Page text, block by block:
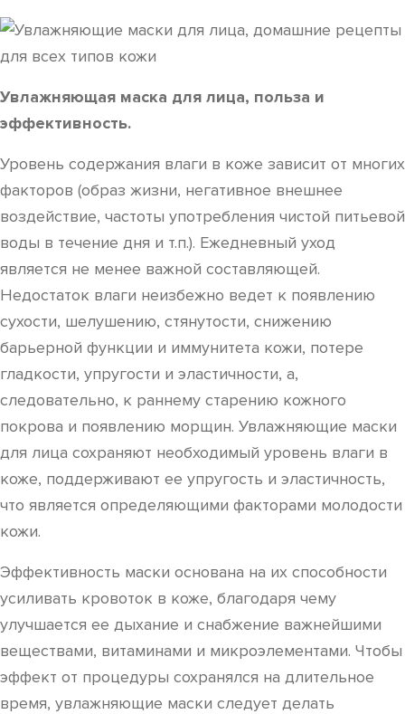
Увлажняющая маска для лица, польза и
эффективность.
Уровень содержания влаги в коже зависит от многих
факторов (образ жизни, негативное внешнее
воздействие, частоты употребления чистой питьевой
воды в течение дня и т.п.). Ежедневный уход
является не менее важной составляющей.
Недостаток влаги неизбежно ведет к появлению
сухости, шелушению, стянутости, снижению
барьерной функции и иммунитета кожи, потере
гладкости, упругости и эластичности, а,
следовательно, к раннему старению кожного
покрова и появлению морщин. Увлажняющие маски
для лица сохраняют необходимый уровень влаги в
коже, поддерживают ее упругость и эластичность,
что является определяющими факторами молодости
кожи.
Эффективность маски основана на их способности
усиливать кровоток в коже, благодаря чему
улучшается ее дыхание и снабжение важнейшими
веществами, витаминами и микроэлементами. Чтобы
эффект от процедуры сохранялся на длительное
время, увлажняющие маски следует делать